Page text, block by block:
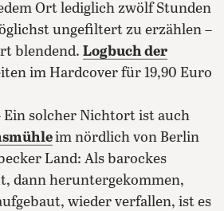
Ort lediglich zwölf Stunden
ungefiltert zu erzählen –
blendend. Logbuch der
im Hardcover für 19,90 Euro
Ein solcher Nichtort ist auch
im nördlich von Berlin
Land: Als barockes
dann heruntergekommen,
wieder verfallen, ist es